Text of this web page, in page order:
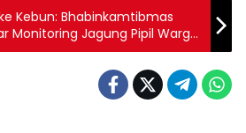
Kebun: Bhabinkamtibmas
Monitoring Jagung Pipil Warga,
Pangan